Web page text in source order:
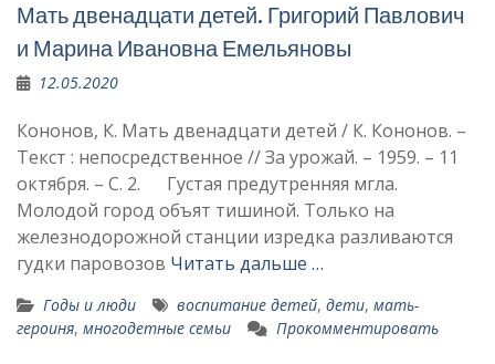
Мать двенадцати детей. Григорий Павлович
и Марина Ива­новна Емельяновы
12.05.2020
Кононов, К. Мать двенадцати детей / К. Кононов. –
Текст : непосредственное // За урожай. – 1959. – 11
октября. – С. 2. Густая предутренняя мгла.
Молодой город объят тишиной. Только на
железнодо­рожной станции изредка разливаются
гудки парово­зов Читать дальше …
Годы и люди воспитание детей, дети, мать-
героиня, многодетные семьи Прокомментировать